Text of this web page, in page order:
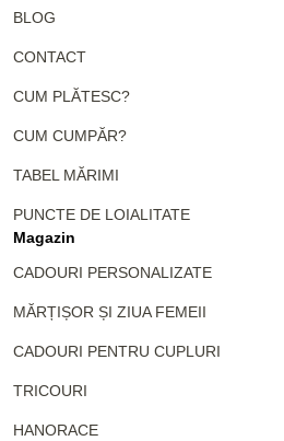
BLOG
CONTACT
CUM PLĂTESC?
CUM CUMPĂR?
TABEL MĂRIMI
PUNCTE DE LOIALITATE
Magazin
CADOURI PERSONALIZATE
MĂRȚIȘOR ȘI ZIUA FEMEII
CADOURI PENTRU CUPLURI
TRICOURI
HANORACE